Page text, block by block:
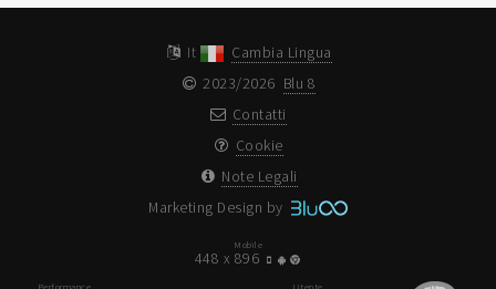
It
Cambia Lingua
2023/2026 Blu 8
Contatti
Cookie
Note Legali
Marketing Design by
Mobile
448 x 896
Performance Utente